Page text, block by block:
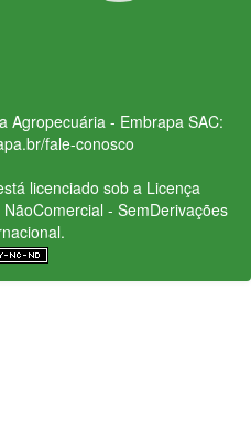
Agropecuária - Embrapa SAC:
fale-conosco
licenciado sob a Licença
- SemDerivações